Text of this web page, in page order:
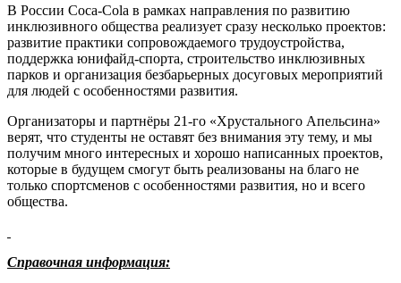
В России Coca-Cola в рамках направления по развитию
инклюзивного общества реализует сразу несколько проектов:
развитие практики сопровождаемого трудоустройства,
поддержка юнифайд-спорта, строительство инклюзивных
парков и организация безбарьерных досуговых мероприятий
для людей с особенностями развития.
Организаторы и партнёры 21-го «Хрустального Апельсина»
верят, что студенты не оставят без внимания эту тему, и мы
получим много интересных и хорошо написанных проектов,
которые в будущем смогут быть реализованы на благо не
только спортсменов с особенностями развития, но и всего
общества.
Справочная информация: